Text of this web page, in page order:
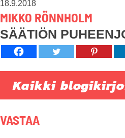
18.9.2018
MIKKO RÖNNHOLM
SÄÄTIÖN
Kaikki
VASTAA